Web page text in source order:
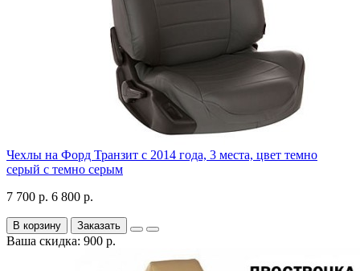
Чехлы на Форд Транзит с 2014 года, 3 места, цвет темно
серый с темно серым
7 700 р. 6 800 р.
В корзину Заказать
Ваша скидка: 900 р.